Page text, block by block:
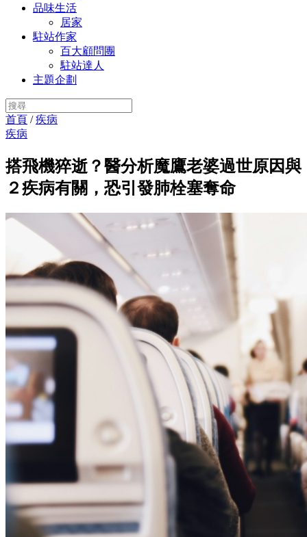
品味生活
居家
駐站作家
百大顧問團
駐站達人
主題企劃
首頁 /疾病
疾病
搭飛機猝逝？醫分析魔鷹老婆過世原因與
２疾病有關，恐引發肺栓塞奪命